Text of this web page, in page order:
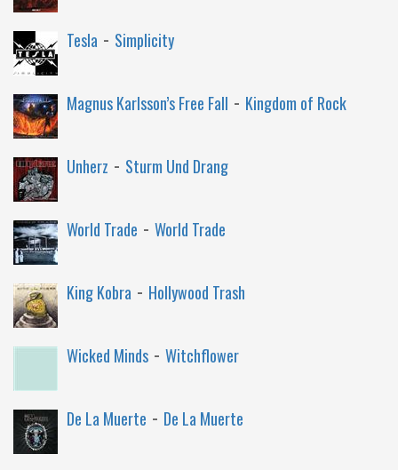
Tesla - Simplicity
Magnus Karlsson’s Free Fall - Kingdom of Rock
Unherz - Sturm Und Drang
World Trade - World Trade
King Kobra - Hollywood Trash
Wicked Minds - Witchflower
De La Muerte - De La Muerte